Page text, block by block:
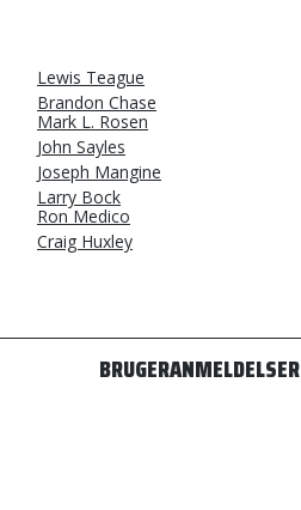
Lewis Teague
Brandon Chase
Mark L. Rosen
John Sayles
Joseph Mangine
Larry Bock
Ron Medico
Craig Huxley
BRUGERANMELDELSER